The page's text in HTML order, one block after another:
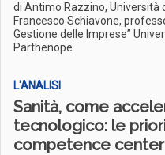
di Antimo Razzino, Università
Francesco Schiavone,
Gestione delle Imprese”
Parthenope
L'ANALISI
Sanità, come
tecnologico: le
competence center